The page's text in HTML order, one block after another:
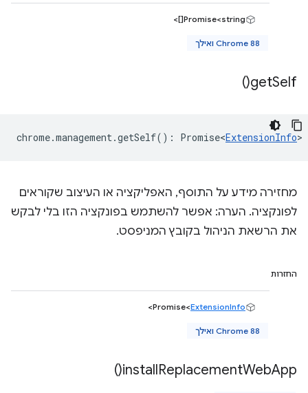
Promise<string[]>
Chrome 88 ואילך
getSelf(
)
chrome.management.getSelf() : Promise<ExtensionInfo>
מחזירה מידע על התוסף, האפליקציה או העיצוב שקוראים
לפונקציה. הערה: אפשר להשתמש בפונקציה הזו בלי לבקש
את הרשאת הניהול בקובץ המניפסט.
החזרות
Promise<ExtensionInfo
>
Chrome 88 ואילך
installReplacementWebApp(
)